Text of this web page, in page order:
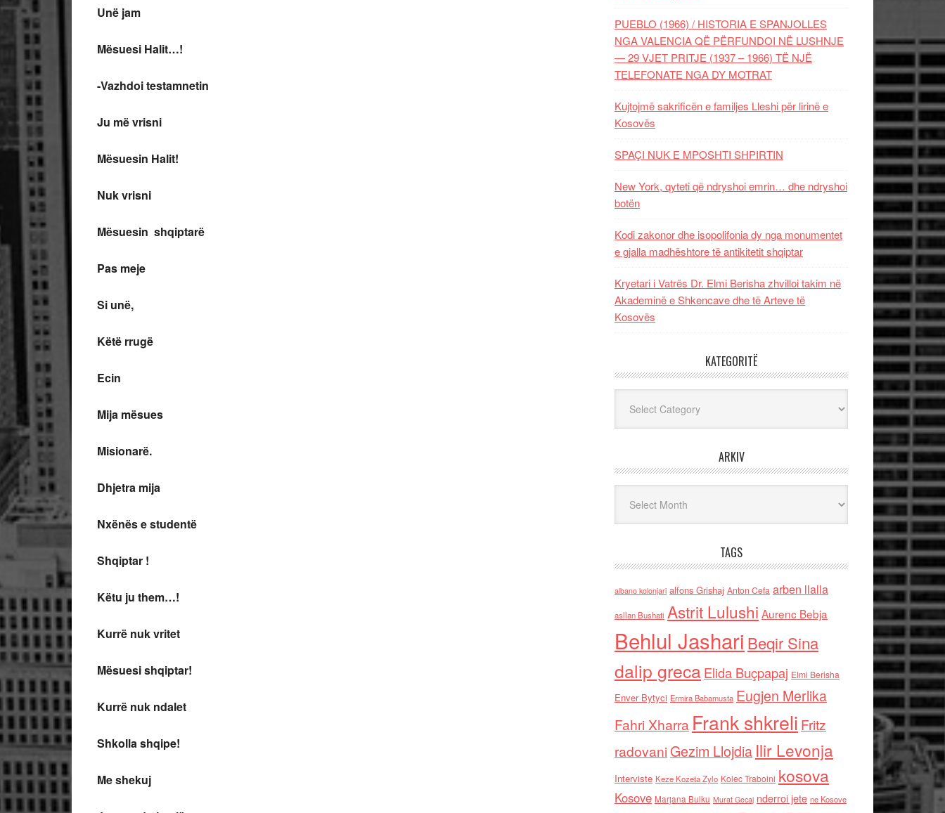
Unë jam
Mësuesi Halit…!
-Vazhdoi testamnetin
Ju më vrisni
Mësuesin Halit!
Nuk vrisni
Mësuesin shqiptarë
Pas meje
Si unë,
Këtë rrugë
Ecin
Mija mësues
Misionarë.
Dhjetra mija
Nxënës e studentë
Shqiptar !
Këtu ju them…!
Kurrë nuk vritet
Mësuesi shqiptar!
Kurrë nuk ndalet
Shkolla shqipe!
Me shekuj
PUEBLO (1966) / HISTORIA E SPANJOLLES
NGA VALENCIA QË PËRFUNDOI NË LUSHNJE
— 29 VJET PRITJE (1937 – 1966) TË NJË
TELEFONATE NGA DY MOTRAT
Kujtojmë sakrificën e familjes Lleshi për lirinë e
Kosovës
SPAÇI NUK E MPOSHTI SHPIRTIN
New York, qyteti që ndryshoi emrin… dhe ndryshoi
botën
Kodi zakonor dhe isopolifonia dy nga monumentet
e gjalla madhështore të antikitetit shqiptar
Kryetari i Vatrës Dr. Elmi Berisha zhvilloi takim në
Akademinë e Shkencave dhe të Arteve të
Kosovës
KATEGORITË
ARKIV
TAGS
albano kolonjari alfons Grishaj Anton Cefa arben llalla
asllan Bushati Astrit Lulushi Aurenc Bebja
Behlul Jashari Beqir Sina
dalip grecaElida Buçpapaj Elmi Berisha
Enver Bytyci Ermira Babamusta Eugjen Merlika
Fahri Xharra Frank shkreli Fritz
radovaniGezim Llojdia Ilir Levonja
Interviste Keze Kozeta Zylo Kolec Traboini kosova
Kosove Marjana Bulku Murat Gecaj nderroi jete ne Kosove